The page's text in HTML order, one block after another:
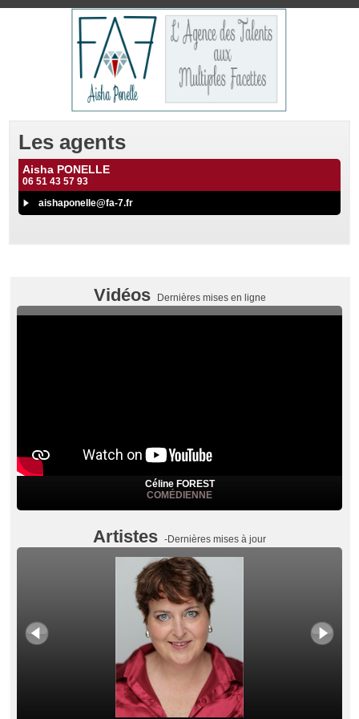
Les agents
Aisha PONELLE
06 51 43 57 93
aishaponelle@fa-7.fr
Vidéos Dernières mises en ligne
Céline FOREST
COMÉDIENNE
Artistes -Dernières mises à jour